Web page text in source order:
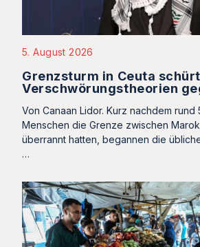
5. August 2026
Grenzsturm in Ceuta
Verschwörungstheorien
Von Canaan Lidor. Kurz nachdem rund
Menschen die Grenze zwischen
überrannt hatten, begannen die
…